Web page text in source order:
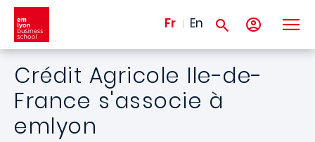
Aller au contenu principal
Fr En
Crédit Agricole Ile-de-
France s'associe à
emlyon